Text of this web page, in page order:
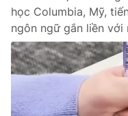
Xã hội
Pháp luật
học Columbia, Mỹ,
ngôn ngữ gắn liền với